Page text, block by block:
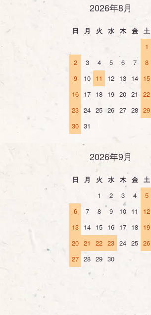
2026年8月
日 月 火 水 木 金
土
1
2
3 4 5 6 7
8
9
10 11 12 13 14 15
16 17 18 19 20 21
22
23 24 25 26 27 28 29
30 31
2026年9月
日 月 火 水 木 金
土
1
2 3 4
5
6
7 8 9 10 11
12
13 14 15 16 17 18 19
20 21 22 23 24 25 26
27 28 29 30